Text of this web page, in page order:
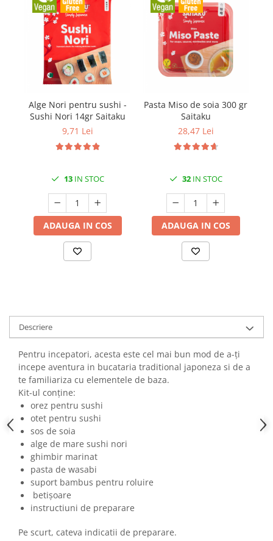
Alge Nori pentru sushi -
Sushi Nori 14gr Saitaku
9,71 Lei
13IN STOC
ADAUGA IN COS
Pasta Miso de soia 300 gr
Saitaku
28,47 Lei
32IN STOC
ADAUGA IN COS
Descriere
Pentru incepatori, acesta este cel mai bun mod de a-ți
incepe aventura in bucataria traditional japoneza si de a
te familiariza cu elementele de baza.
Kit-ul conține:
orez pentru sushi
otet pentru sushi
sos de soia
alge de mare sushi nori
ghimbir marinat
pasta de wasabi
suport bambus pentru roluire
betișoare
instructiuni de preparare
Pe scurt, cateva indicatii de preparare.